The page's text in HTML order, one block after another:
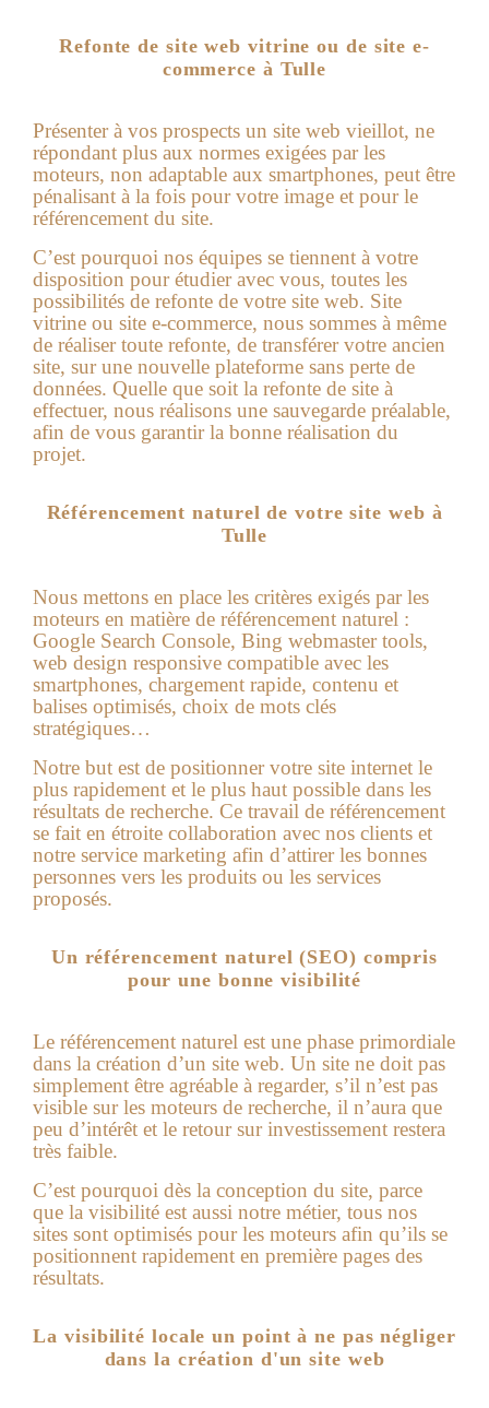
Refonte de site web vitrine ou de site e-
commerce à Tulle
Présenter à vos prospects un site web vieillot, ne
répondant plus aux normes exigées par les
moteurs, non adaptable aux smartphones, peut être
pénalisant à la fois pour votre image et pour le
référencement du site.
C’est pourquoi nos équipes se tiennent à votre
disposition pour étudier avec vous, toutes les
possibilités de refonte de votre site web. Site
vitrine ou site e-commerce, nous sommes à même
de réaliser toute refonte, de transférer votre ancien
site, sur une nouvelle plateforme sans perte de
données. Quelle que soit la refonte de site à
effectuer, nous réalisons une sauvegarde préalable,
afin de vous garantir la bonne réalisation du
projet.
Référencement naturel de votre site web à
Tulle
Nous mettons en place les critères exigés par les
moteurs en matière de référencement naturel :
Google Search Console, Bing webmaster tools,
web design responsive compatible avec les
smartphones, chargement rapide, contenu et
balises optimisés, choix de mots clés
stratégiques…
Notre but est de positionner votre site internet le
plus rapidement et le plus haut possible dans les
résultats de recherche. Ce travail de référencement
se fait en étroite collaboration avec nos clients et
notre service marketing afin d’attirer les bonnes
personnes vers les produits ou les services
proposés.
Un référencement naturel (SEO) compris
pour une bonne visibilité
Le référencement naturel est une phase primordiale
dans la création d’un site web. Un site ne doit pas
simplement être agréable à regarder, s’il n’est pas
visible sur les moteurs de recherche, il n’aura que
peu d’intérêt et le retour sur investissement restera
très faible.
C’est pourquoi dès la conception du site, parce
que la visibilité est aussi notre métier, tous nos
sites sont optimisés pour les moteurs afin qu’ils se
positionnent rapidement en première pages des
résultats.
La visibilité locale un point à ne pas négliger
dans la création d'un site web